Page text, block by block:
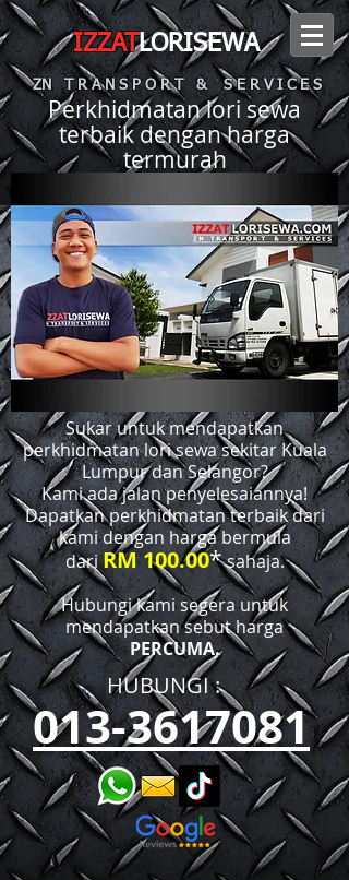
IZZATLORISEWA
ZN T R A N S P O R T & S E R V I C E S
Perkhidmatan lori sewa
terbaik dengan harga
termurah
Sukar untuk mendapatkan
perkhidmatan lori sewa sekitar Kuala
Lumpur dan Selangor?
Kami ada jalan penyelesaiannya!
Dapatkan perkhidmatan terbaik dari
kami dengan harga bermula
dariRM 100.00*sahaja.
Hubungi kami segera untuk
mendapatkan sebut harga
PERCUMA.
HUBUNGI :​​
013-3617081